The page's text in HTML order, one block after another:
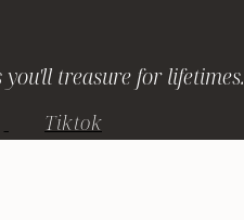
treasure for lifetimes.
Tiktok